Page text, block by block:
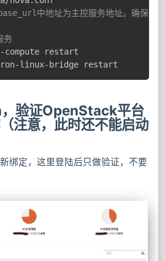
中地址为主控服务地址。确保通
务
linux-bridge restart
验证OpenStack平台
注意，此时还不能启动
绑定，这里登陆后只做验证，不要